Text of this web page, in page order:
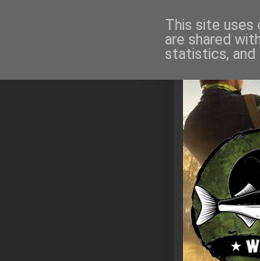
This site uses
are shared
statistics, and